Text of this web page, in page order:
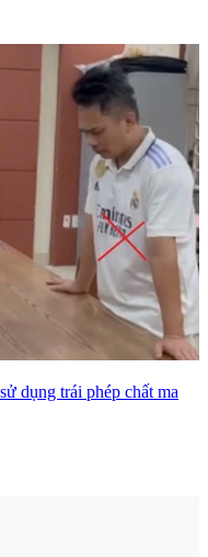
dụng trái phép chất ma